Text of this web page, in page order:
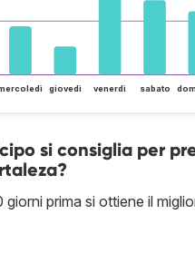
giovedì venerdì sabato
si consiglia per
prima si ottiene il